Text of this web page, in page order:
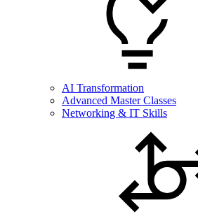
AI Transformation
Advanced Master Classes
Networking & IT Skills